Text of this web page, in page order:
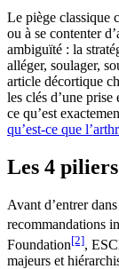
Le piège classique
ou à se contenter
ambiguïté : la
alléger, soulager,
article décortique
les clés d’une
ce qu’est
qu’est-ce que
Les 4
Avant d’entrer
recommandations
Foundation[2],
majeurs et